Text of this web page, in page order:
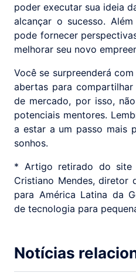
poder executar sua ideia
alcançar o sucesso.
pode fornecer
melhorar seu novo
Você se surpreenderá
abertas para
de mercado, por isso,
potenciais mentores.
a estar a um passo mais
sonhos.
* Artigo retirado do site
Cristiano Mendes, diretor
para América Latina da
de tecnologia para
Notícias